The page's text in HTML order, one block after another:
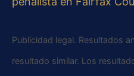
Publicidad legal. Resultados
resultado similar. Los